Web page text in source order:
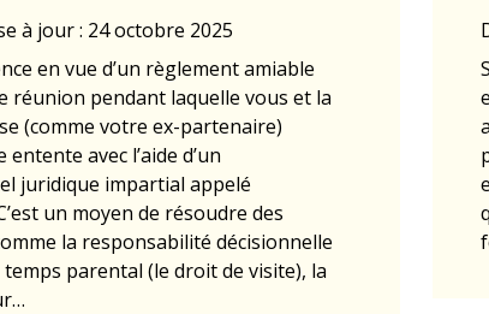
à jour : 24 octobre 2025
en vue d’un règlement amiable
réunion pendant laquelle vous et la
(comme votre ex-partenaire)
avec l’aide d’un
juridique impartial appelé
un moyen de résoudre des
la responsabilité décisionnelle
temps parental (le droit de visite), la